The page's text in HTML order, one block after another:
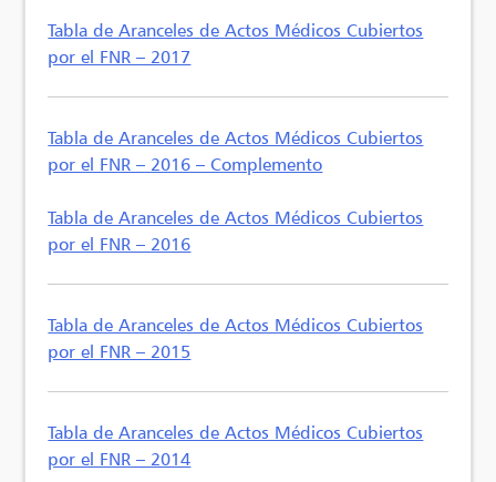
Tabla de Aranceles de Actos Médicos Cubiertos
por el FNR – 2017
Tabla de Aranceles de Actos Médicos Cubiertos
por el FNR – 2016 – Complemento
Tabla de Aranceles de Actos Médicos Cubiertos
por el FNR – 2016
Tabla de Aranceles de Actos Médicos Cubiertos
por el FNR – 2015
Tabla de Aranceles de Actos Médicos Cubiertos
por el FNR – 2014